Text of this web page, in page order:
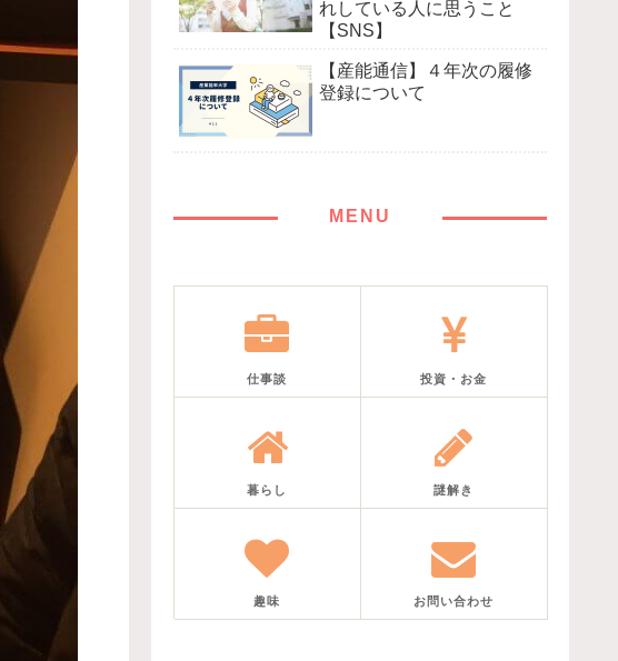
れしている人に思うこと
【SNS】
【産能通信】４年次の履修
登録について
MENU
仕事談 投資・お金
暮らし 謎解き
趣味 お問い合わせ